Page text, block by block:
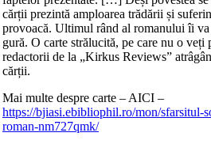
cărții prezintă amploarea trădării și
provoacă. Ultimul rând al romanului îi
gură. O carte strălucită, pe care nu o veți
redactorii de la „Kirkus Reviews”
cărții.
Mai multe despre carte – AICI –
https://bjiasi.ebibliophil.ro/mon/sfarsitul-
roman-nm727qmk/